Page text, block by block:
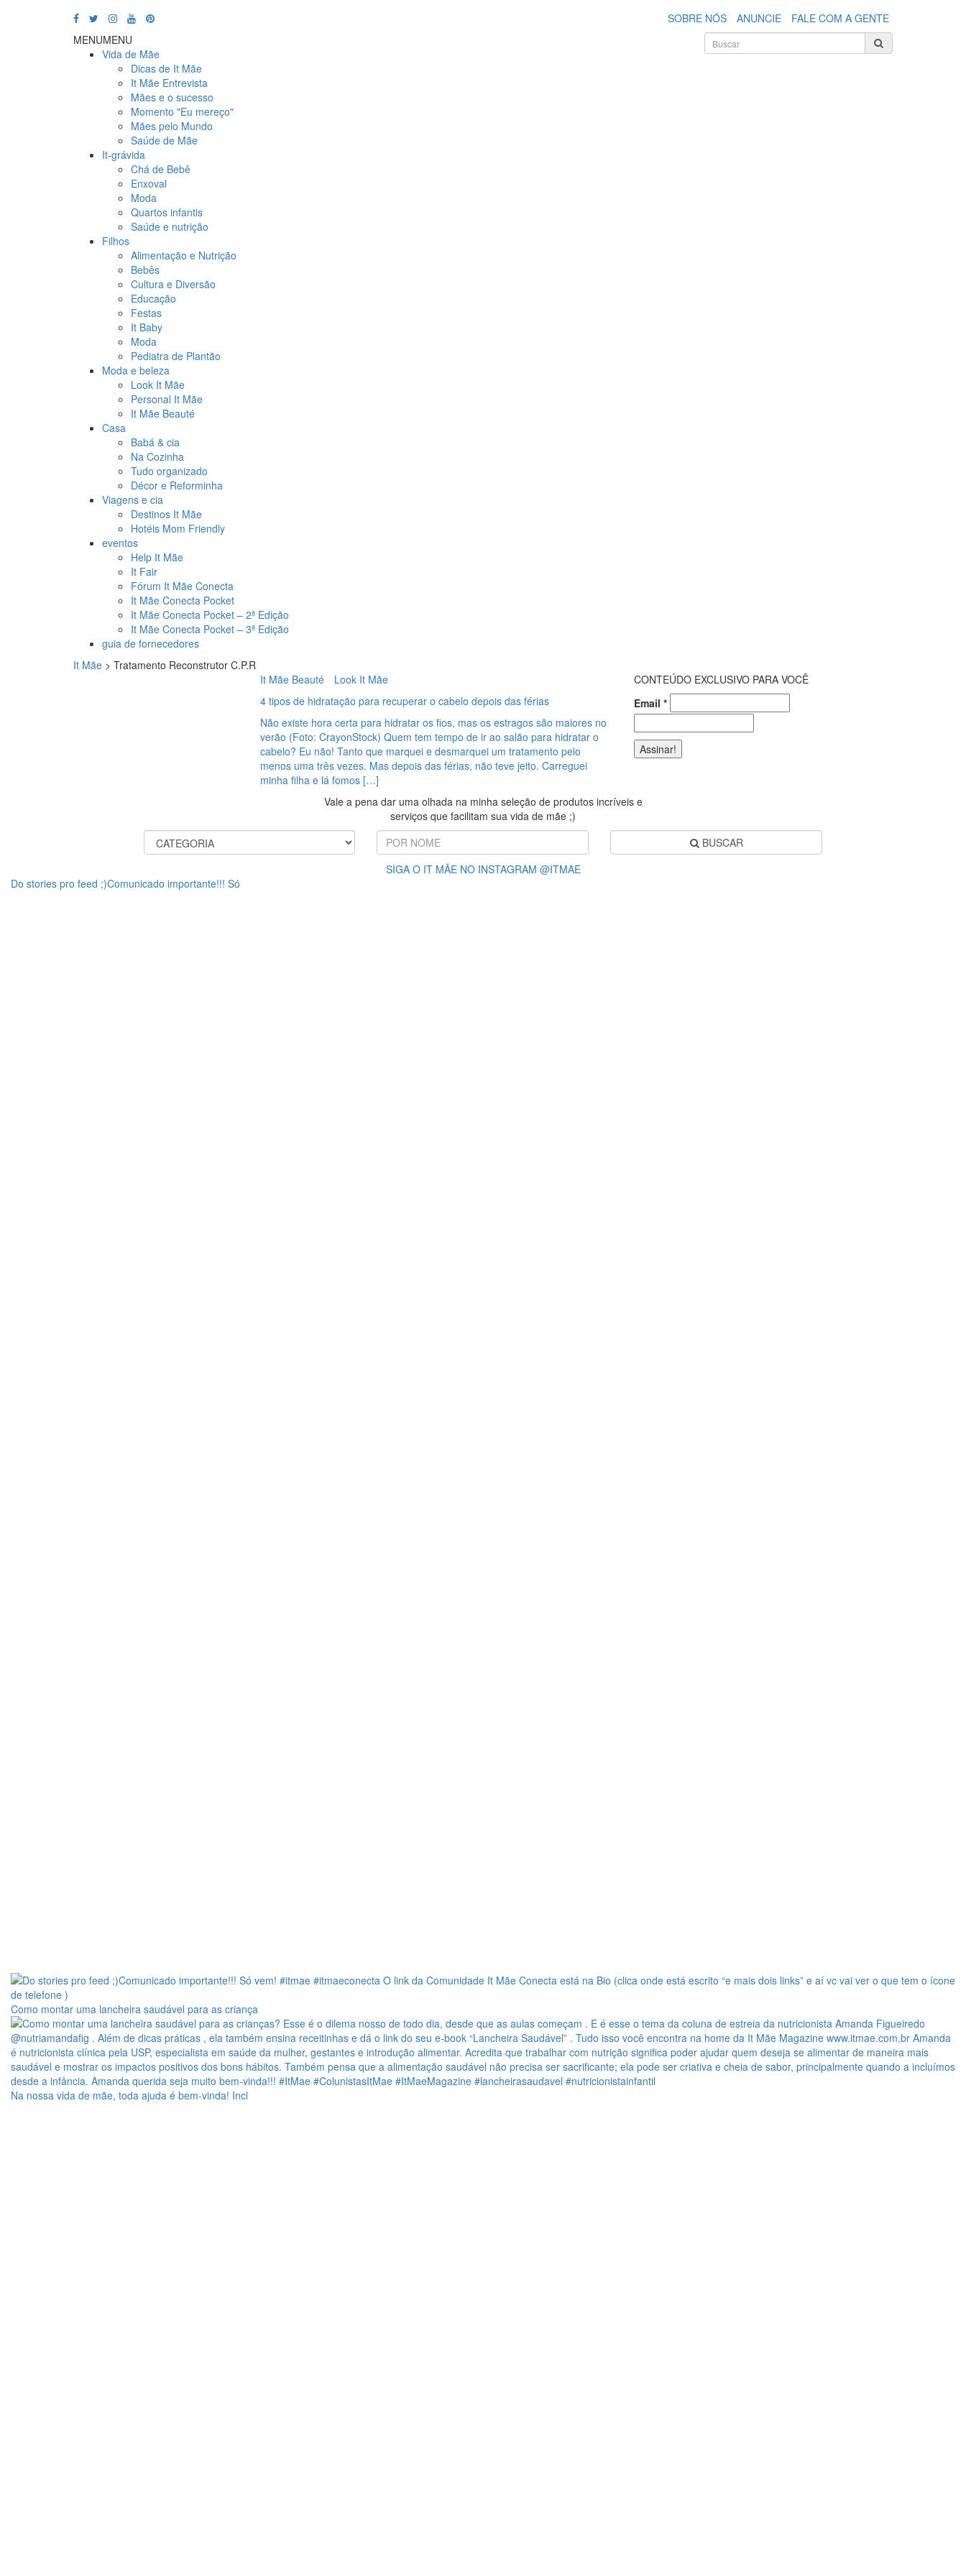
SOBRE NÓS ANUNCIE
FALE COM A GENTE
MENUMENU
Vida de Mãe
Dicas de It Mãe
It Mãe Entrevista
Mães e o sucesso
Momento "Eu mereço"
Mães pelo Mundo
Saúde de Mãe
It-grávida
Chá de Bebê
Enxoval
Moda
Quartos infantis
Saúde e nutrição
Filhos
Alimentação e Nutrição
Bebês
Cultura e Diversão
Educação
Festas
It Baby
Moda
Pediatra de Plantão
Moda e beleza
Look It Mãe
Personal It Mãe
It Mãe Beauté
Casa
Babá & cia
Na Cozinha
Tudo organizado
Décor e Reforminha
Viagens e cia
Destinos It Mãe
Hotéis Mom Friendly
eventos
Help It Mãe
It Fair
Fórum It Mãe Conecta
It Mãe Conecta Pocket
It Mãe Conecta Pocket – 2ª Edição
It Mãe Conecta Pocket – 3ª Edição
guia de fornecedores
It Mãe > Tratamento Reconstrutor C.P.R
It Mãe Beauté
Look It Mãe
4 tipos de hidratação para recuperar o cabelo depois das férias
Não existe hora certa para hidratar os fios, mas os estragos são maiores no
verão (Foto: CrayonStock) Quem tem tempo de ir ao salão para hidratar o
cabelo? Eu não! Tanto que marquei e desmarquei um tratamento pelo
menos uma três vezes. Mas depois das férias, não teve jeito. Carreguei
minha filha e lá fomos […]
CONTEÚDO EXCLUSIVO PARA VOCÊ
Email *
Vale a pena dar uma olhada na minha seleção de produtos incríveis e
serviços que facilitam sua vida de mãe ;)
BUSCAR
SIGA O IT MÃE NO INSTAGRAM @ITMAE
Do stories pro feed ;)Comunicado importante!!! Só
Como montar uma lancheira saudável para as criança
Na nossa vida de mãe, toda ajuda é bem-vinda! Incl